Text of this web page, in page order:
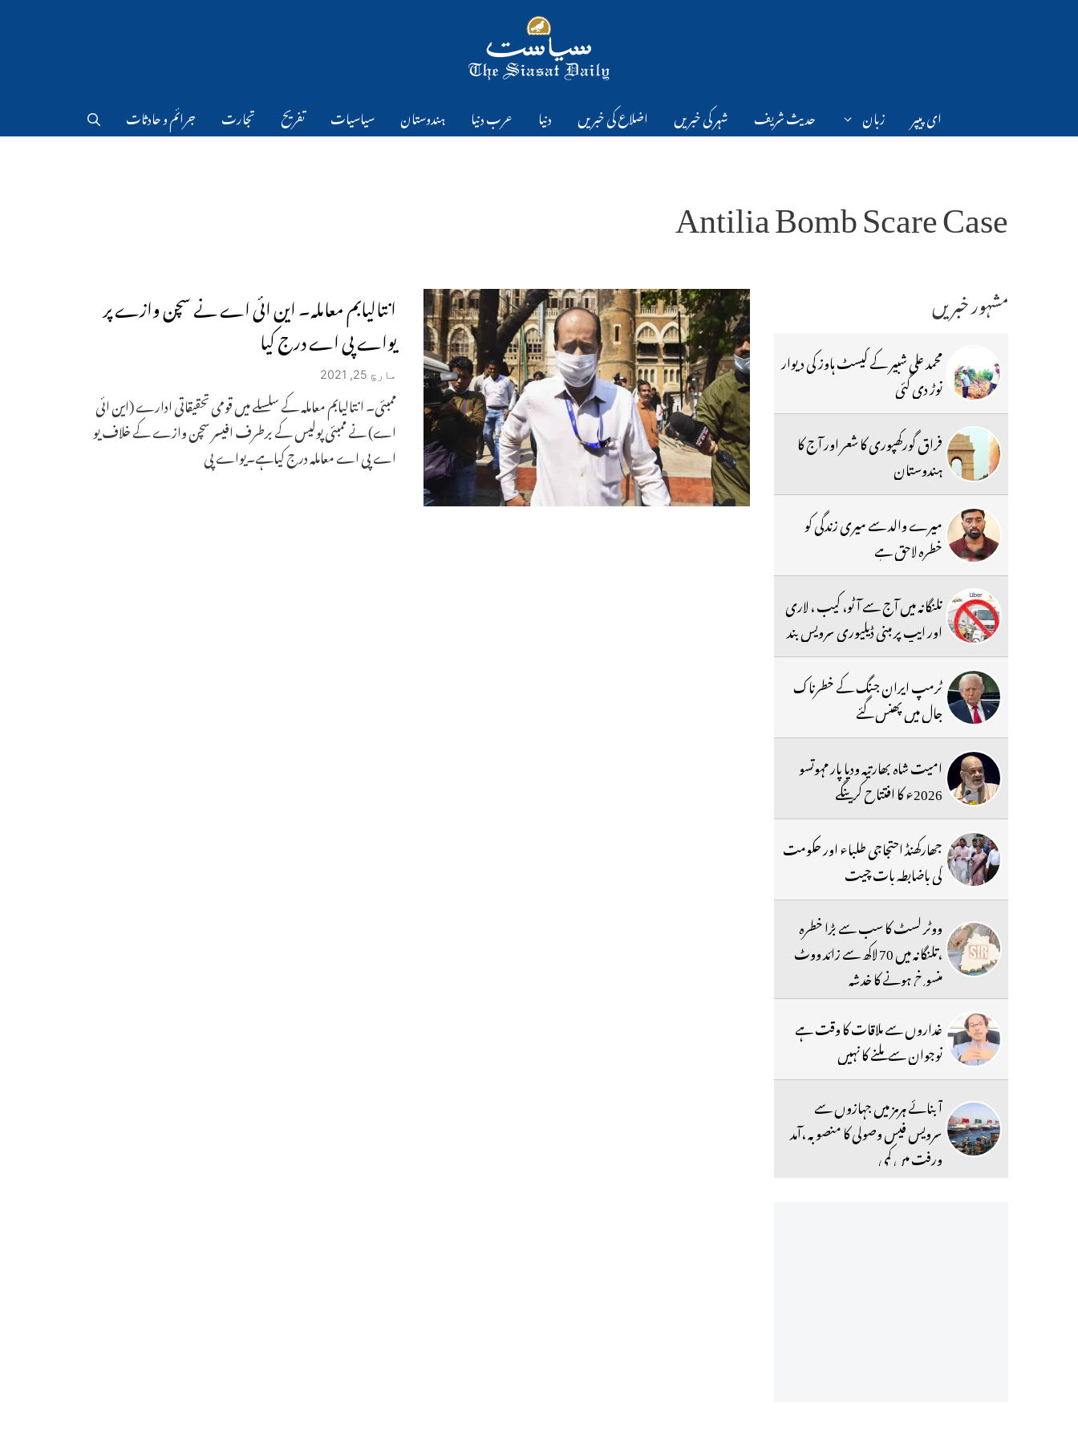
ای پیپر زبان حدیث شریف شہر کی خبریں اضلاع کی خبریں دنیا عرب دنیا ہندوستان سیاسیات تفریح تجارت جرائم و حادثات
Antilia Bomb Scare Case
انتالیابم معاملہ۔ این ائی اے نے سچن وازے پر
یواے پی اے درج کیا
مارچ 25, 2021
ممبئی۔ انتالیابم معاملہ کے سلسلے میں قومی تحقیقاتی ادارے (این ائی
اے) نے ممبئی پولیس کے برطرف افیسر سچن وازے کے خلاف یو
اے پی اے معاملہ درج کیاہے۔یواے پی
مشہور خبریں
محمد علی شبیر کے گیسٹ ہاوز کی دیوار
توڑ دی گئی
فراق گورکھپوری کا شعر اور آج کا
ہندوستان
میرے والد سے میری زندگی کو
خطرہ لاحق ہے
تلنگانہ میں آج سے آٹو، کیب ، لاری
اور ایپ پر مبنی ڈیلیوری سرویس بند
ٹرمپ ایران جنگ کے خطرناک
جال میں پھنس گئے
امیت شاہ بھارتیہ ودیا پار مہوتسو
2026ء کا افتتاح کرینگے
جھارکھنڈ احتجاجی طلباء اور حکومت
کی باضابطہ بات چیت
ووٹر لسٹ کا سب سے بڑا خطرہ
،تلنگانہ میں 70 لاکھ سے زائد ووٹ
منسوخ ہونے کا خدشہ
غداروں سے ملاقات کا وقت ہے
نوجوان سے ملنے کا نہیں
آبنائے ہرمز میں جہازوں سے
سرویس فیس وصولی کا منصوبہ ،آمد
ورفت میں کمی